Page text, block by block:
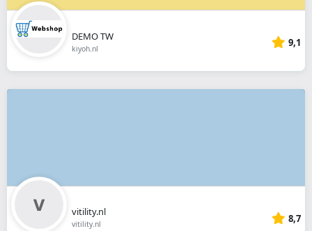
DEMO TW
kiyoh.nl 9,1
vitility.nl
vitility.nl 8,7